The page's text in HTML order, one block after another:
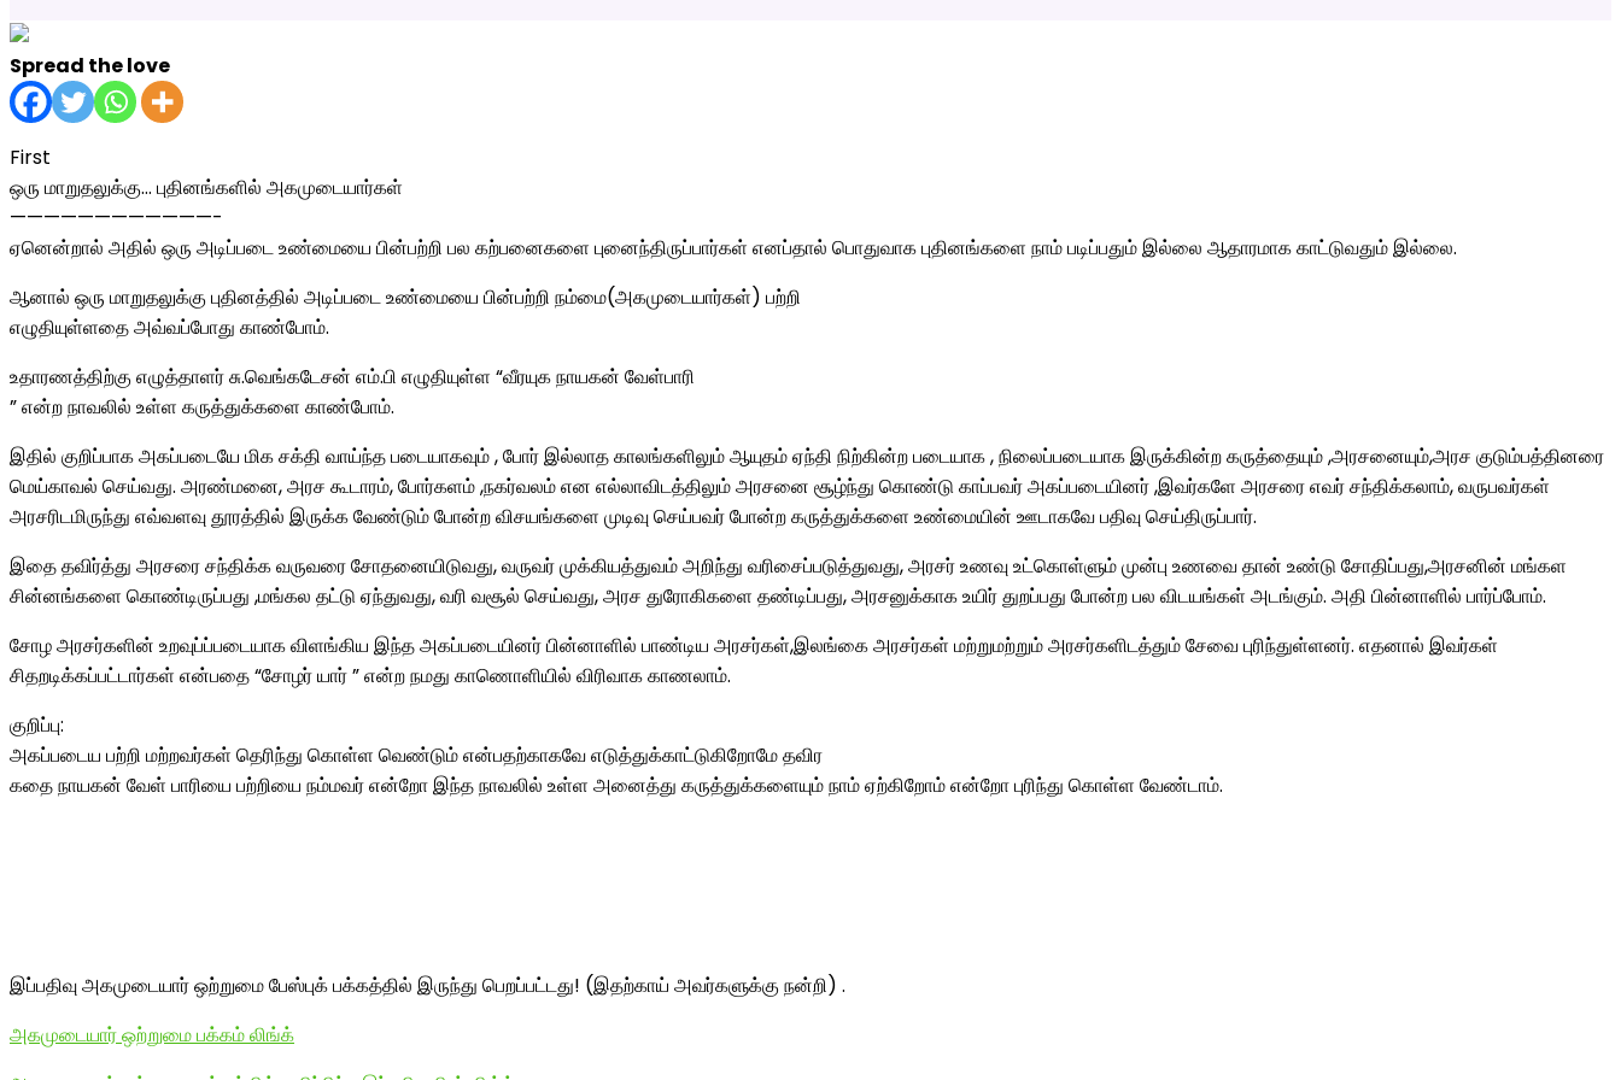
Spread the love
First
ஒரு மாறுதலுக்கு… புதினங்களில் அகமுடையார்கள்
————————————-
ஏனென்றால் அதில் ஒரு அடிப்படை உண்மையை பின்பற்றி பல கற்பனைகளை புனைந்திருப்பார்கள் எனப்தால் பொதுவாக புதினங்களை நாம் படிப்பதும் இல்லை ஆதாரமாக காட்டுவதும் இல்லை.
ஆனால் ஒரு மாறுதலுக்கு புதினத்தில் அடிப்படை உண்மையை பின்பற்றி நம்மை(அகமுடையார்கள்) பற்றி
எழுதியுள்ளதை அவ்வப்போது காண்போம்.
உதாரணத்திற்கு எழுத்தாளர் சு.வெங்கடேசன் எம்.பி எழுதியுள்ள “வீரயுக நாயகன் வேள்பாரி
” என்ற நாவலில் உள்ள கருத்துக்களை காண்போம்.
இதில் குறிப்பாக அகப்படையே மிக சக்தி வாய்ந்த படையாகவும் , போர் இல்லாத காலங்களிலும் ஆயுதம் ஏந்தி நிற்கின்ற படையாக , நிலைப்படையாக இருக்கின்ற கருத்தையும் ,அரசனையும்,அரச குடும்பத்தினரை
மெய்காவல் செய்வது. அரண்மனை, அரச கூடாரம், போர்களம் ,நகர்வலம் என எல்லாவிடத்திலும் அரசனை சூழ்ந்து கொண்டு காப்பவர் அகப்படையினர் ,இவர்களே அரசரை எவர் சந்திக்கலாம், வருபவர்கள்
அரசரிடமிருந்து எவ்வளவு தூரத்தில் இருக்க வேண்டும் போன்ற விசயங்களை முடிவு செய்பவர் போன்ற கருத்துக்களை உண்மையின் ஊடாகவே பதிவு செய்திருப்பார்.
இதை தவிர்த்து அரசரை சந்திக்க வருவரை சோதனையிடுவது, வருவர் முக்கியத்துவம் அறிந்து வரிசைப்படுத்துவது, அரசர் உணவு உட்கொள்ளும் முன்பு உணவை தான் உண்டு சோதிப்பது,அரசனின் மங்கள
சின்னங்களை கொண்டிருப்பது ,மங்கல தட்டு ஏந்துவது, வரி வசூல் செய்வது, அரச துரோகிகளை தண்டிப்பது, அரசனுக்காக உயிர் துறப்பது போன்ற பல விடயங்கள் அடங்கும். அதி பின்னாளில் பார்ப்போம்.
சோழ அரசர்களின் உறவுப்ப்படையாக விளங்கிய இந்த அகப்படையினர் பின்னாளில் பாண்டிய அரசர்கள்,இலங்கை அரசர்கள் மற்றுமற்றும் அரசர்களிடத்தும் சேவை புரிந்துள்ளனர். எதனால் இவர்கள்
சிதறடிக்கப்பட்டார்கள் என்பதை “சோழர் யார் ” என்ற நமது காணொளியில் விரிவாக காணலாம்.
குறிப்பு:
அகப்படைய பற்றி மற்றவர்கள் தெரிந்து கொள்ள வெண்டும் என்பதற்காகவே எடுத்துக்காட்டுகிறோமே தவிர
கதை நாயகன் வேள் பாரியை பற்றியை நம்மவர் என்றோ இந்த நாவலில் உள்ள அனைத்து கருத்துக்களையும் நாம் ஏற்கிறோம் என்றோ புரிந்து கொள்ள வேண்டாம்.
இப்பதிவு அகமுடையார் ஒற்றுமை பேஸ்புக் பக்கத்தில் இருந்து பெறப்பட்டது! (இதற்காய் அவர்களுக்கு நன்றி) .
அகமுடையார் ஒற்றுமை பக்கம் லிங்க்